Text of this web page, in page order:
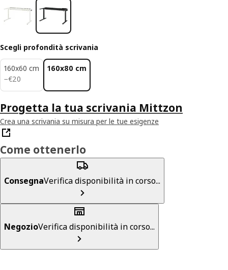
Scegli profondità scrivania
160x60 cm
−€20
€ 20
160x80 cm
Progetta la tua scrivania Mittzon
Crea una scrivania su misura per le tue esigenze
Come ottenerlo
ConsegnaVerifica disponibilità in corso...
NegozioVerifica disponibilità in corso...